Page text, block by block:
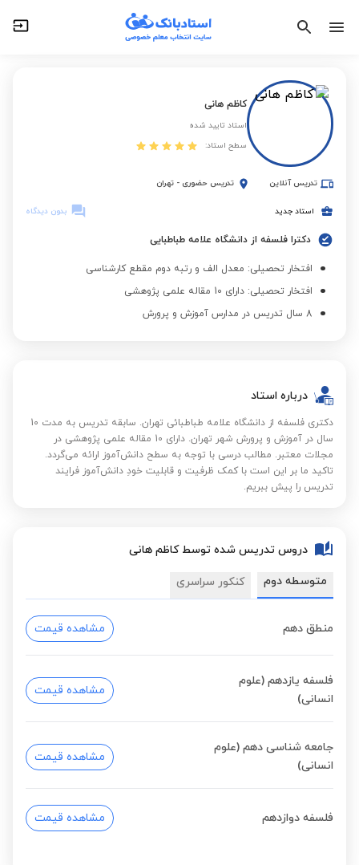
کاظم هانی
استاد تایید شده
سطح استاد:
تدریس آنلاین تدریس حضوری - تهران
استاد جدید بدون دیدگاه
دکترا فلسفه از دانشگاه علامه طباطبایی
افتخار تحصیلی: معدل الف و رتبه دوم مقطع کارشناسی
افتخار تحصیلی: دارای 10 مقاله علمی پژوهشی
8 سال تدریس در مدارس آموزش و پرورش
درباره استاد
دکتری فلسفه از دانشگاه علامه طباطبائی تهران. سابقه تدریس به مدت 10
سال در آموزش و پرورش شهر تهران. دارای 10 مقاله علمی پژوهشی در
مجلات معتبر. مطالب درسی با توجه به سطح دانش‌آموز ارائه می‌گردد.
تاکید ما بر این است با کمک ظرفیت و قابلیت خودِ دانش‌آموز فرایند
تدریس را پیش ببریم.
دروس تدریس شده توسط کاظم هانی
متوسطه دوم کنکور سراسری
منطق دهم مشاهده قیمت
فلسفه یازدهم (علوم
انسانی)
مشاهده قیمت
جامعه شناسی دهم (علوم
انسانی)
مشاهده قیمت
فلسفه دوازدهم مشاهده قیمت